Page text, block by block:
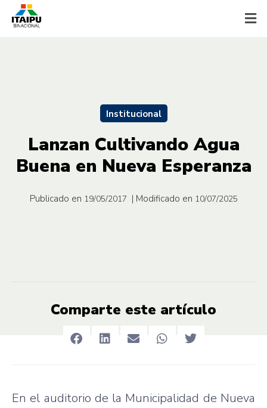
Institucional
Lanzan Cultivando Agua
Buena en Nueva Esperanza
Publicado en 19/05/2017 | Modificado en 10/07/2025
Comparte este artículo
En el auditorio de la Municipalidad de Nueva